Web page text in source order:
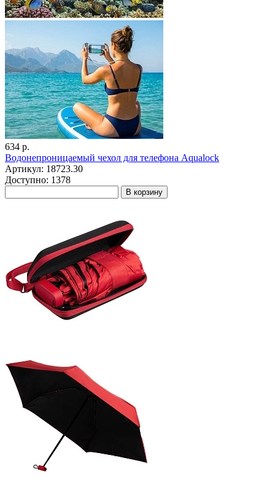
634 р.
Водонепроницаемый чехол для телефона Aqualock
Артикул: 18723.30
Доступно: 1378
В корзину